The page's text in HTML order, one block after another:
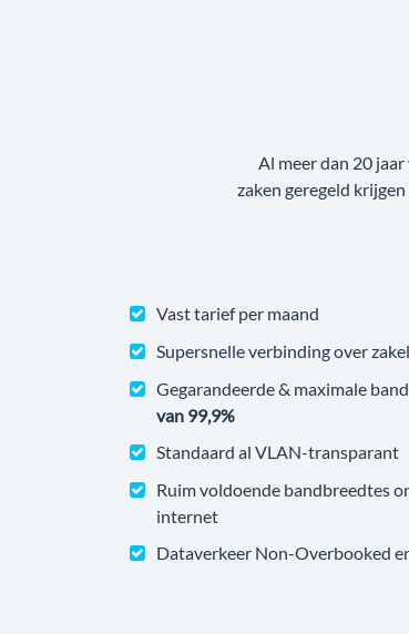
Al meer dan 20
zaken geregeld
Vast tarief per maand
Supersnelle verbinding over
Gegarandeerde & maximale
van 99,9%
Standaard al VLAN-transparant
Ruim voldoende bandbreedtes
internet
Dataverkeer Non-Overbooked